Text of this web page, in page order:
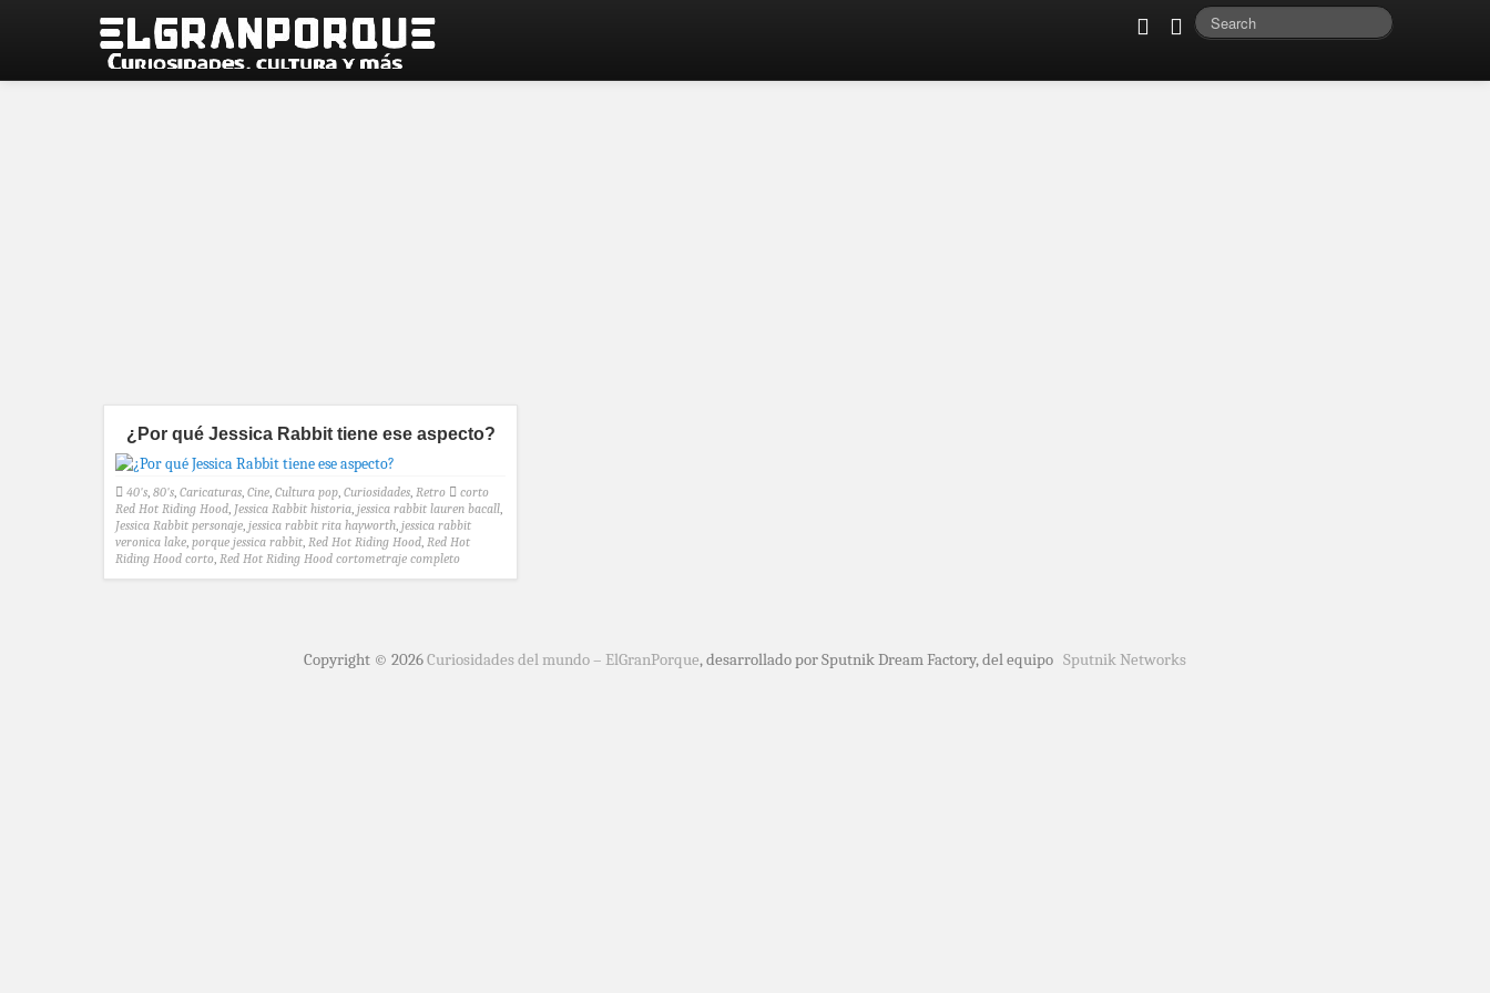
¿Por qué Jessica Rabbit tiene ese aspecto?
40's, 80's, Caricaturas, Cine, Cultura pop, Curiosidades, Retro
corto
Red Hot Riding Hood, Jessica Rabbit historia, jessica rabbit lauren bacall,
Jessica Rabbit personaje, jessica rabbit rita hayworth, jessica rabbit
veronica lake, porque jessica rabbit, Red Hot Riding Hood, Red Hot
Riding Hood corto, Red Hot Riding Hood cortometraje completo
Copyright © 2026Curiosidades del mundo – ElGranPorque, desarrollado por Sputnik Dream Factory, del equipo Sputnik Networks